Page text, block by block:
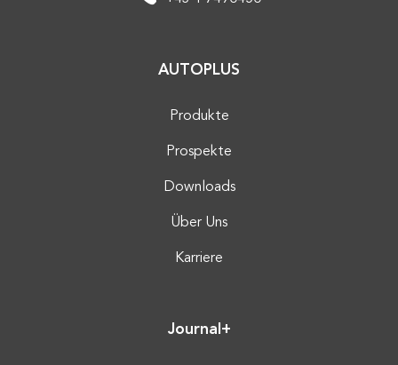
AUTOPLUS
Produkte
Prospekte
Downloads
Über Uns
Karriere
Journal+